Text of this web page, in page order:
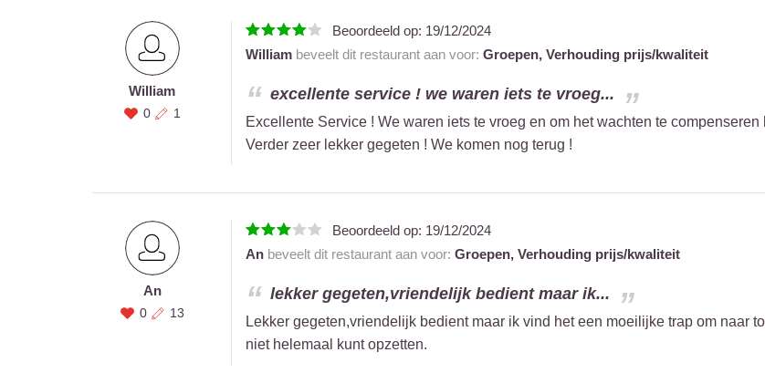
William
0 1
Beoordeeld op: 19/12/2024
Williambeveelt dit restaurant aan voor: Groepen, Verhouding prijs/kwaliteit
excellente service ! we waren iets te vroeg...
Excellente Service ! We waren iets te vroeg en om het wachten te
Verder zeer lekker gegeten ! We komen nog terug !
An
0 13
Beoordeeld op: 19/12/2024
Anbeveelt dit restaurant aan voor: Groepen, Verhouding prijs/kwaliteit
lekker gegeten,vriendelijk bedient maar ik...
Lekker gegeten,vriendelijk bedient maar ik vind het een moeilijke trap om naar
niet helemaal kunt opzetten.